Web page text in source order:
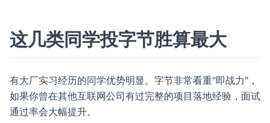
这几类同学投字节胜算最大
有大厂实习经历的同学优势明显。字节非常看重"即战力"，
如果你曾在其他互联网公司有过完整的项目落地经验，面试
通过率会大幅提升。